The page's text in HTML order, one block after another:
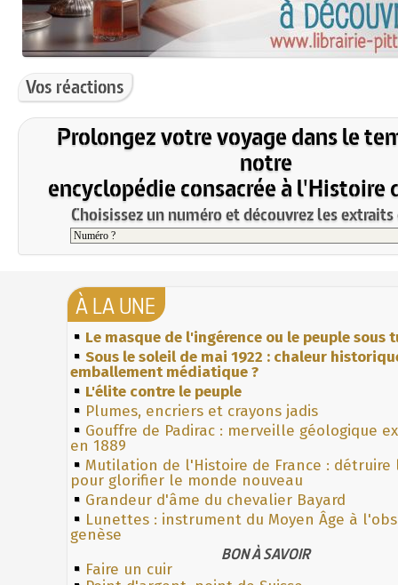
Vos réactions
Prolongez votre voyage dans le
notre
encyclopédie consacrée à l'Histoire
Choisissez un numéro et découvrez les
À LA UNE
Le masque de l'ingérence ou le peuple sous
Sous le soleil de mai 1922 : chaleur
emballement médiatique ?
L'élite contre le peuple
Plumes, encriers et crayons jadis
Gouffre de Padirac : merveille géologique
en 1889
Mutilation de l'Histoire de France : détruire
pour glorifier le monde nouveau
Grandeur d'âme du chevalier Bayard
Lunettes : instrument du Moyen Âge à
genèse
BON À SAVOIR
Faire un cuir